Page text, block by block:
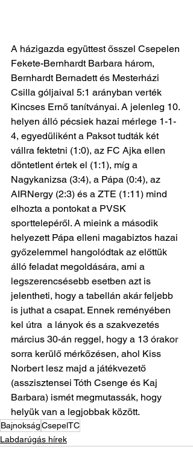
A házigazda együttest ősszel Csepelen
Fekete-Bernhardt Barbara három,
Bernhardt Bernadett és Mesterházi
Csilla góljaival 5:1 arányban verték
Kincses Ernő tanítványai. A jelenleg 10.
helyen álló pécsiek hazai mérlege 1-1-
4, egyedüliként a Paksot tudták két
vállra fektetni (1:0), az FC Ajka ellen
döntetlent értek el (1:1), míg a
Nagykanizsa (3:4), a Pápa (0:4), az
AIRNergy (2:3) és a ZTE (1:11) mind
elhozta a pontokat a PVSK
sporttelepéről. A mieink a második
helyezett Pápa elleni magabiztos hazai
győzelemmel hangolódtak az előttük
álló feladat megoldására, ami a
legszerencsésebb esetben azt is
jelentheti, hogy a tabellán akár feljebb
is juthat a csapat. Ennek reményében
kel útra  a lányok és a szakvezetés
március 30-án reggel, hogy a 13 órakor
sorra kerülő mérkőzésen, ahol Kiss
Norbert lesz majd a játékvezető
(asszisztensei Tóth Csenge és Kaj
Barbara) ismét megmutassák, hogy
helyük van a legjobbak között.
BajnokságCsepelTC
Labdarúgás hírek